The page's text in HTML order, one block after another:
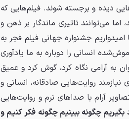
دیده و برجسته شوند. فیلم‌هایی که
می‌توانند تاثیری ماندگار بر ذهن و
جشنواره جهانی فیلم فجر به
انسانی را دوباره به ما یادآوری
به آرامی نگاه کرد، گوش کرد و عمیق
روایت‌هایی صادقانه، انسانی و
آرام با صداهای نرم و روایت‌هایی
بگیریم چگونه ببینیم چگونه فکر کنیم و